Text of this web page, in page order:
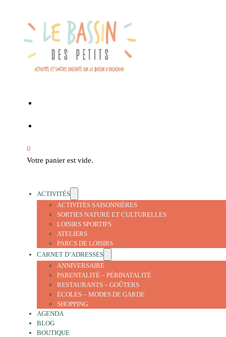
0
Votre panier est vide.
ACTIVITÉS
ACTIVITÉS SAISONNIÈRES
SORTIES NATURE ET CULTURELLES
LOISIRS SPORTIFS
ATELIERS
PARCS DE LOISIRS
CARNET D’ADRESSES
ANNIVERSAIRE
PARENTALITÉ – PÉRINATALITÉ
RESTAURANTS – GOÛTERS
ÉCOLES – MODES DE GARDE
SHOPPING
AGENDA
BLOG
BOUTIQUE